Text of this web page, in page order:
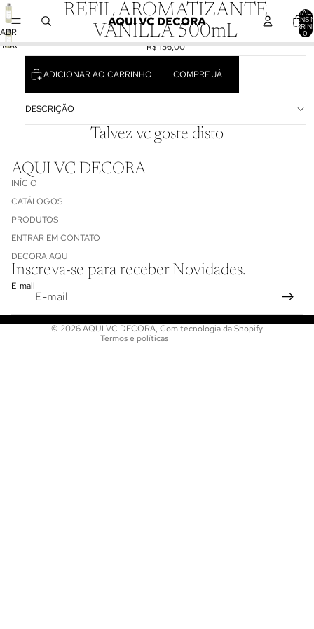
AQUI VC DECORA
TOTAL
ITENS
0
ABRIR
IMAGEM
REFIL AROMATIZANTE
VANILLA 500mL
R$ 156,00
ADICIONAR AO CARRINHO COMPRE JÁ
DESCRIÇÃO
Talvez vc goste disto
AQUI VC DECORA
INÍCIO
CATÁLOGOS
PRODUTOS
ENTRAR EM CONTATO
DECORA AQUI
Inscreva-se para receber Novidades.
E-mail
© 2026AQUI VC DECORA, Com tecnologia da Shopify
Termos e políticas
Política de reembolso
Política de privacidade
Termos de serviço
Informações de contato